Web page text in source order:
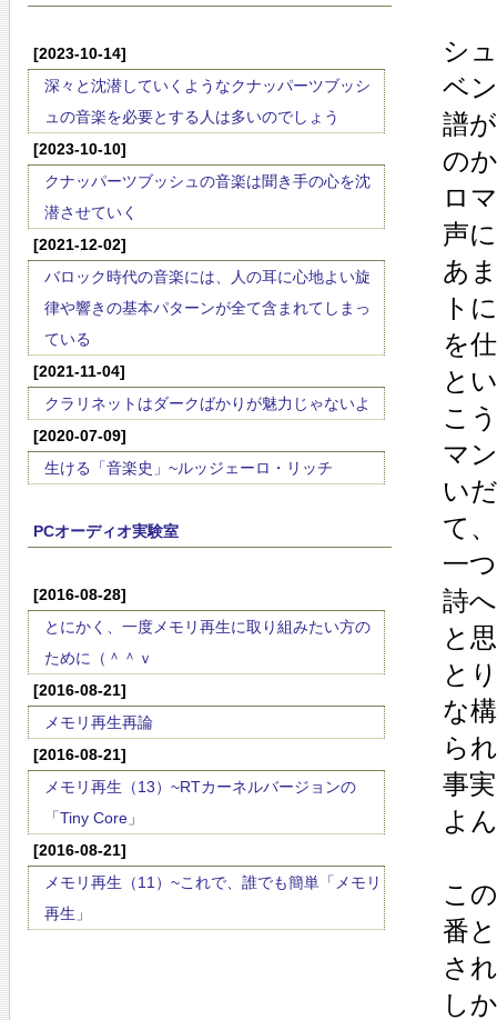
[2023-10-14]
深々と沈潜していくようなクナッパーツブッシ
ュの音楽を必要とする人は多いのでしょう
[2023-10-10]
クナッパーツブッシュの音楽は聞き手の心を沈
潜させていく
[2021-12-02]
バロック時代の音楽には、人の耳に心地よい旋
律や響きの基本パターンが全て含まれてしまっ
ている
[2021-11-04]
クラリネットはダークばかりが魅力じゃないよ
[2020-07-09]
生ける「音楽史」~ルッジェーロ・リッチ
PCオーディオ実験室
[2016-08-28]
とにかく、一度メモリ再生に取り組みたい方の
ために（＾＾ｖ
[2016-08-21]
メモリ再生再論
[2016-08-21]
メモリ再生（13）~RTカーネルバージョンの
「Tiny Core」
[2016-08-21]
メモリ再生（11）~これで、誰でも簡単「メモリ
再生」
シ
ベ
譜
の
ロ
声
あ
ト
を
と
こ
マ
い
て
一
詩
と
と
な
ら
事
よ
こ
番
さ
し